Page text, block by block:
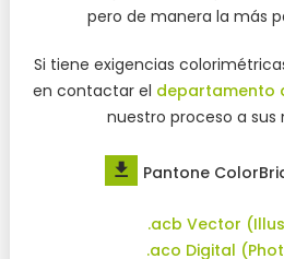
pero de manera la más
Si tiene exigencias
en contactar el departamento
nuestro proceso a sus
Pantone
.acb Vector
.aco Digital